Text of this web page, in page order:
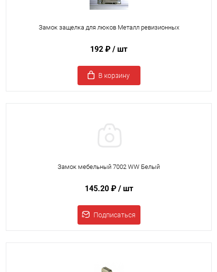
Замок защелка для люков Металл ревизионных
192 ₽ / шт
В корзину
Замок мебельный 7002 WW Белый
145.20 ₽ / шт
Подписаться